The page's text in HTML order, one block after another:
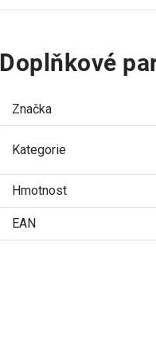
Doplňkové
Značka
Kategorie
Hmotnost
EAN